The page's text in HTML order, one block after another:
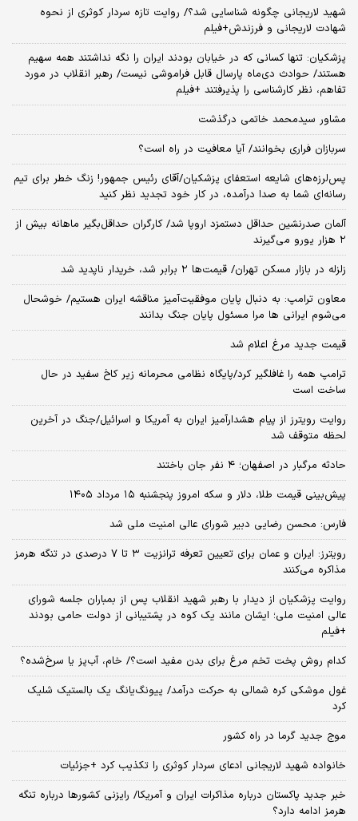
شهید لاریجانی چگونه شناسایی شد؟/ روایت تازه سردار کوثری از نحوه
شهادت لاریجانی و فرزندش+فیلم
پزشکیان: تنها کسانی که در خیابان بودند ایران را نگه نداشتند همه سهیم
هستند/ حوادث دی‌ماه پارسال قابل فراموشی نیست/ رهبر انقلاب در مورد
تفاهم، نظر کارشناسی را پذیرفتند +فیلم
مشاور سیدمحمد خاتمی درگذشت
سربازان فراری بخوانند/ آیا معافیت در راه است؟
پس‌لرزه‌های شایعه استعفای پزشکیان/آقای رئیس جمهور! زنگ خطر برای تیم
رسانه‌ای شما به صدا درآمده، در کار خود تجدید نظر کنید
آلمان صدرنشین حداقل دستمزد اروپا شد/ کارگران حداقل‌بگیر ماهانه بیش از
۲ هزار یورو می‌گیرند
زلزله در بازار مسکن تهران/ قیمت‌ها ۲ برابر شد، خریدار ناپدید شد
معاون ترامپ: به دنبال پایان موفقیت‌آمیز مناقشه ایران هستیم/ خوشحال
می‌شوم ایرانی ها مرا مسئول پایان جنگ بدانند
قیمت جدید مرغ اعلام شد
ترامپ همه را غافلگیر کرد/پایگاه نظامی محرمانه زیر کاخ سفید در حال
ساخت است
روایت رویترز از پیام هشدارآمیز ایران به آمریکا و اسرائیل/جنگ در آخرین
لحظه متوقف شد
حادثه مرگبار در اصفهان؛ ۴ نفر جان باختند
پیش‌بینی قیمت طلا، دلار و سکه امروز پنجشنبه ۱۵ مرداد ۱۴۰۵
فارس: محسن رضایی دبیر شورای عالی امنیت ملی شد
رویترز: ایران و عمان برای تعیین تعرفه ترانزیت ۳ تا ۷ درصدی در تنگه هرمز
مذاکره می‌کنند
روایت پزشکیان از دیدار با رهبر شهید انقلاب پس از بمباران جلسه شورای
عالی امنیت ملی؛ ایشان مانند یک کوه در پشتیبانی از دولت حامی بودند
+فیلم
کدام روش پخت تخم مرغ برای بدن مفید است؟/ خام، آب‌پز یا سرخ‌شده؟
غول موشکی کره شمالی به حرکت درآمد/ پیونگ‌یانگ یک بالستیک شلیک
کرد
موج جدید گرما در راه کشور
خانواده شهید لاریجانی ادعای سردار کوثری را تکذیب کرد +جزئیات
خبر جدید پاکستان درباره مذاکرات ایران و آمریکا/ رایزنی کشورها درباره تنگه
هرمز ادامه دارد؟